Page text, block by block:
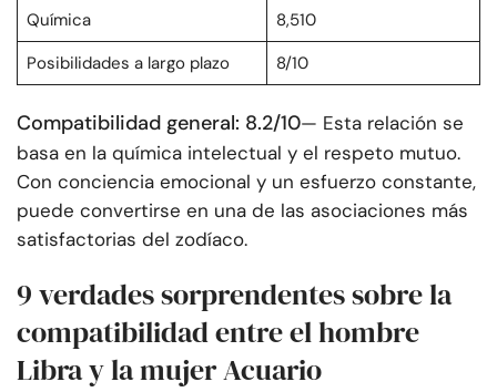
Química
8,510
Posibilidades a largo plazo
8/10
Compatibilidad general: 8.2/10— Esta relación se
basa en la química intelectual y el respeto mutuo.
Con conciencia emocional y un esfuerzo constante,
puede convertirse en una de las asociaciones más
satisfactorias del zodíaco.
9 verdades sorprendentes sobre la
compatibilidad entre el hombre
Libra y la mujer Acuario